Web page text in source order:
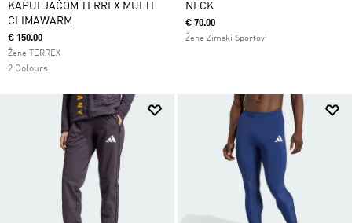
KAPULJAČOM TERREX MULTI
CLIMAWARM
€ 150.00
Žene TERREX
2 Colours
NECK
€ 70.00
Žene Zimski Sportovi